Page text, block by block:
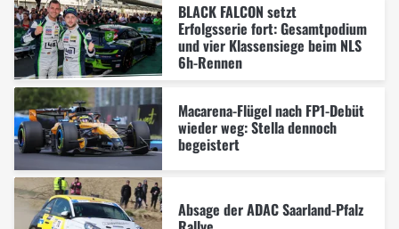
BLACK FALCON setzt
Erfolgsserie fort: Gesamtpodium
und vier Klassensiege beim NLS
6h-Rennen
Macarena-Flügel nach FP1-Debüt
wieder weg: Stella dennoch
begeistert
Absage der ADAC Saarland-Pfalz